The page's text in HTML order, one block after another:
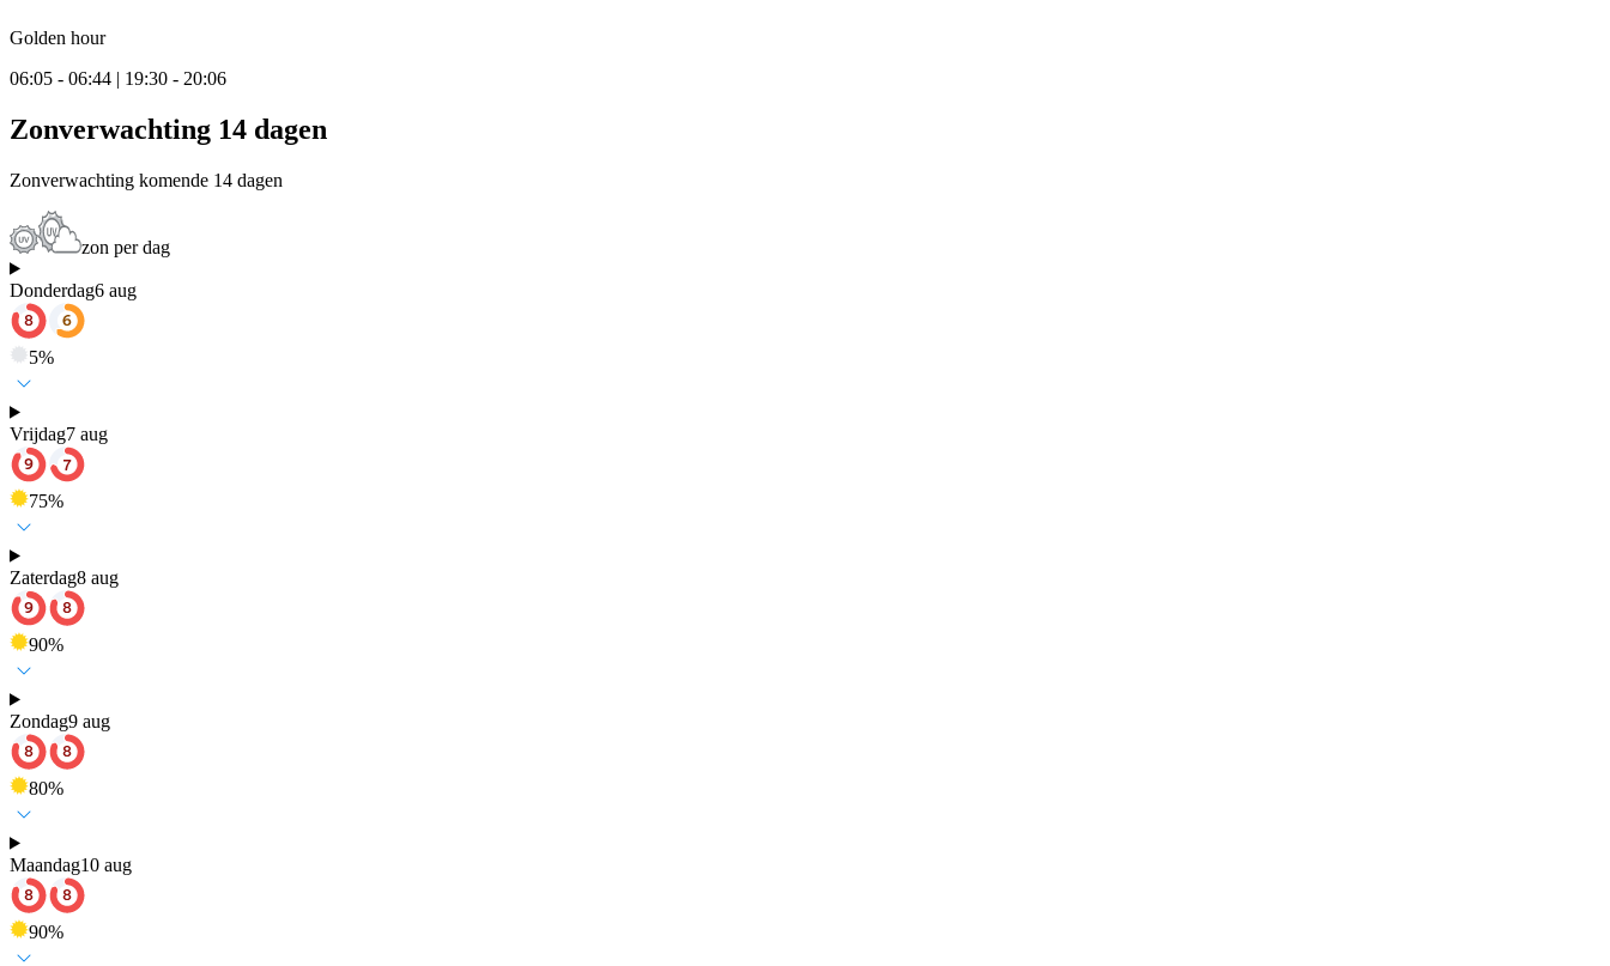
Golden hour
06:05 - 06:44 | 19:30 - 20:06
Zonverwachting 14 dagen
Zonverwachting komende 14 dagen
zon per dag
Donderdag6 aug
5%
Vrijdag7 aug
75%
Zaterdag8 aug
90%
Zondag9 aug
80%
Maandag10 aug
90%